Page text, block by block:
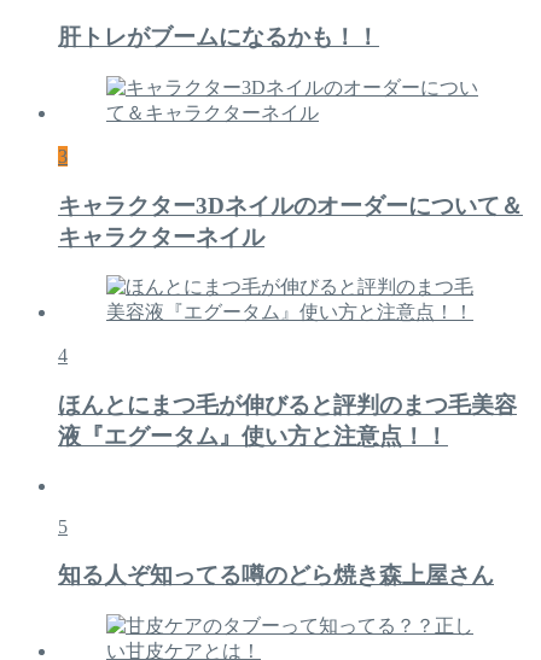
肝トレがブームになるかも！！
3
キャラクター3Dネイルのオーダーについて＆
キャラクターネイル
4
ほんとにまつ毛が伸びると評判のまつ毛美容
液『エグータム』使い方と注意点！！
5
知る人ぞ知ってる噂のどら焼き森上屋さん